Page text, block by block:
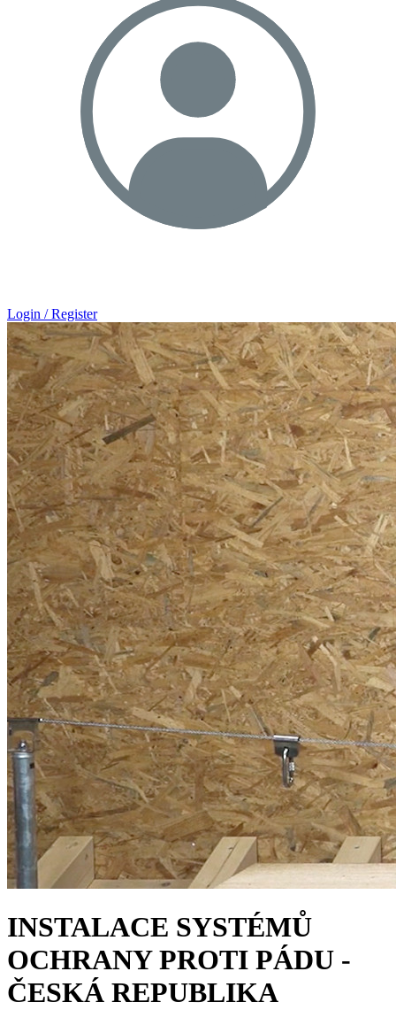
Login / Register
INSTALACE SYSTÉMŮ
OCHRANY PROTI PÁDU -
ČESKÁ REPUBLIKA